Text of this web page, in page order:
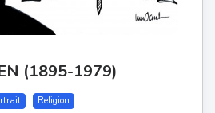
(1895-1979)
Religion